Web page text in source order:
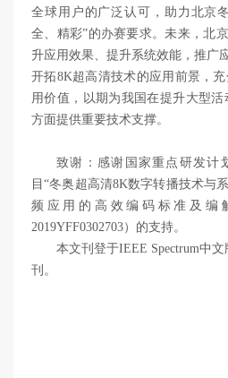
全球用户的广泛认可，助力北京
全、精彩”的办赛要求。未来，北
升应用效果、提升系统效能，推广
开拓8K超高清技术的应用前景，
用价值，以期为我国在提升大型
方面提供重要技术支撑。
致谢：感谢国家重点研发计
目“冬奥超高清8K数字转播技术与
频应用的高效编码标准及编
2019YFF0302703）的支持。
本文刊登于IEEE Spectrum中
刊。